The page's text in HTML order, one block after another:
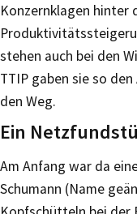
Konzernklagen hinter
stehen auch bei den
TTIP gaben sie so
den Weg.
Ein
Am Anfang war da
Schumann (Name